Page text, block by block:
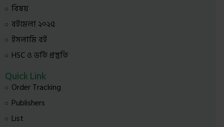
বিষয়
বইমেলা ২০২৫
ইসলামি বই
HSC ও ভর্তি প্রস্তুতি
Quick Link
Order Tracking
Publishers
List